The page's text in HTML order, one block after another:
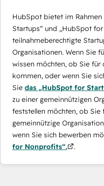
HubSpot bietet im
Startups“ und „HubSpot
teilnahmeberechtigte
Organisationen. Wenn Sie
wissen möchten, ob Sie
kommen, oder wenn Sie
Sie das „HubSpot for
zu einer gemeinnützigen
feststellen möchten, ob Sie
gemeinnützige
wenn Sie sich bewerben
for Nonprofits“.
.